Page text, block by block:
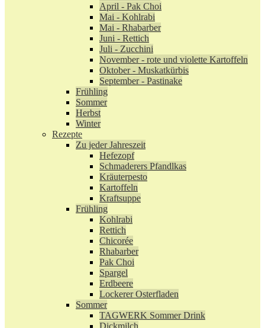
April - Pak Choi
Mai - Kohlrabi
Mai - Rhabarber
Juni - Rettich
Juli - Zucchini
November - rote und violette Kartoffeln
Oktober - Muskatkürbis
September - Pastinake
Frühling
Sommer
Herbst
Winter
Rezepte
Zu jeder Jahreszeit
Hefezopf
Schmaderers Pfandlkas
Kräuterpesto
Kartoffeln
Kraftsuppe
Frühling
Kohlrabi
Rettich
Chicorée
Rhabarber
Pak Choi
Spargel
Erdbeere
Lockerer Osterfladen
Sommer
TAGWERK Sommer Drink
Dickmilch